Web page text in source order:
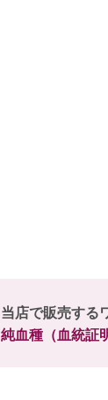
当店で販売する
純血種（血統証